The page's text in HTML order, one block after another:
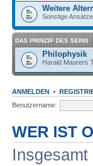
Weitere
Sonstige
DAS PRINZIP DES SEINS
Philophysik
Harald Maurers
ANMELDEN •
Benutzername:
WER IST
Insgesamt